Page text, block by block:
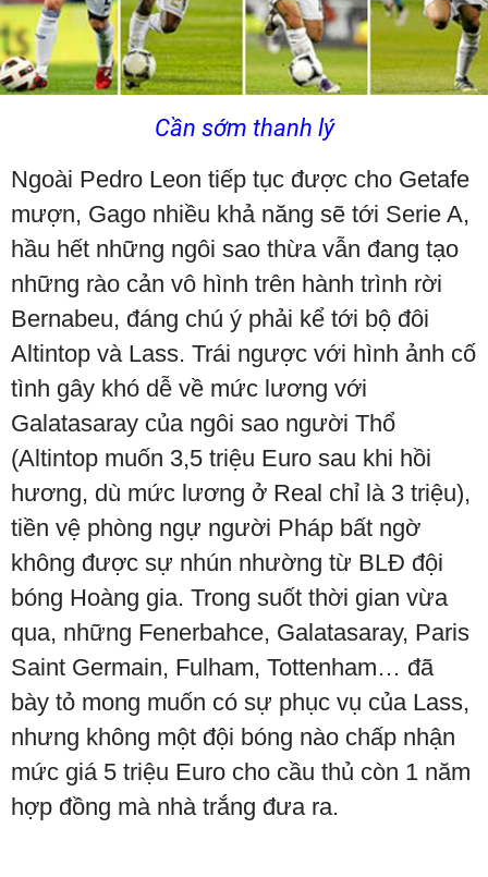
Cần sớm thanh lý
Ngoài Pedro Leon tiếp tục được cho Getafe
mượn, Gago nhiều khả năng sẽ tới Serie A,
hầu hết những ngôi sao thừa vẫn đang tạo
những rào cản vô hình trên hành trình rời
Bernabeu, đáng chú ý phải kể tới bộ đôi
Altintop và Lass. Trái ngược với hình ảnh cố
tình gây khó dễ về mức lương với
Galatasaray của ngôi sao người Thổ
(Altintop muốn 3,5 triệu Euro sau khi hồi
hương, dù mức lương ở Real chỉ là 3 triệu),
tiền vệ phòng ngự người Pháp bất ngờ
không được sự nhún nhường từ BLĐ đội
bóng Hoàng gia. Trong suốt thời gian vừa
qua, những Fenerbahce, Galatasaray, Paris
Saint Germain, Fulham, Tottenham… đã
bày tỏ mong muốn có sự phục vụ của Lass,
nhưng không một đội bóng nào chấp nhận
mức giá 5 triệu Euro cho cầu thủ còn 1 năm
hợp đồng mà nhà trắng đưa ra.